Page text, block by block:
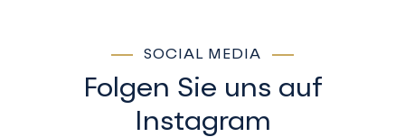
SOCIAL MEDIA
Folgen Sie uns auf
Instagram